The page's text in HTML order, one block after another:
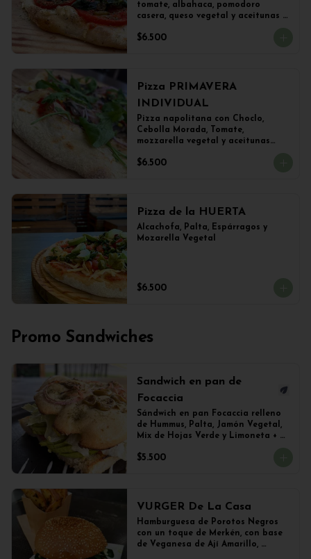
tomate, albahaca, pomodoro
casera, queso vegetal y aceitunas
$6.500
Pizza PRIMAVERA
INDIVIDUAL
Pizza napolitana con Choclo,
Cebolla Morada, Tomate,
mozzarella vegetal y aceitunas
$6.500
Pizza de la HUERTA
Alcachofa, Palta, Espárragos y
Mozarella Vegetal
$6.500
Promo Sandwiches
Sandwich en pan de
Focaccia
Sándwich en pan Focaccia relleno
de Hummus, Palta, Jamón Vegetal,
Mix de Hojas Verde y Limoneta +
$5.500
VURGER De La Casa
Hamburguesa de Porotos Negros
con un toque de Merkén, con base
de Veganesa de Ají Amarillo,